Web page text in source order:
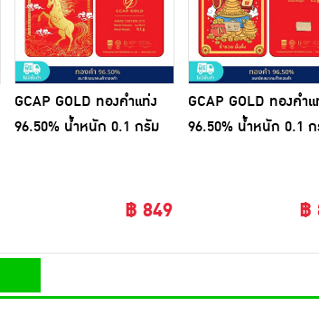
GCAP GOLD ทองคำแท่ง
96.50% น้ำหนัก 0.1 กรัม
฿ 849
GCAP GOLD ทองคำแ
96.50% น้ำหนัก 0.1
฿